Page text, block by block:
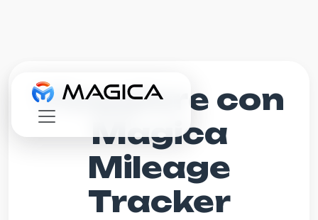
Viaggiare con
Magica
Mileage
Tracker